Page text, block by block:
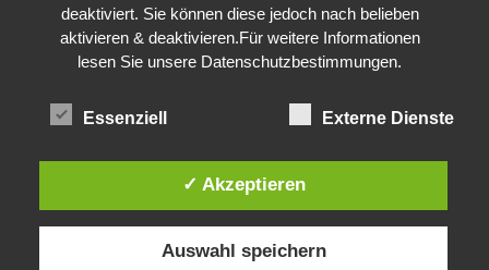
deaktiviert. Sie können diese jedoch nach belieben
aktivieren & deaktivieren.Für weitere Informationen
lesen Sie unsere Datenschutzbestimmungen.
Essenziell Externe Dienste
✓ Akzeptieren
Auswahl speichern